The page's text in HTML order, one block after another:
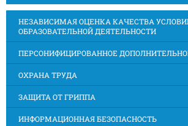
НЕЗАВИСИМАЯ ОЦЕНКА КАЧЕСТВА
ОБРАЗОВАТЕЛЬНОЙ ДЕЯТЕЛЬНОСТИ
ПЕРСОНИФИЦИРОВАННОЕ
ОХРАНА ТРУДА
ЗАЩИТА ОТ ГРИППА
ИНФОРМАЦИОННАЯ БЕЗОПАСНОСТЬ